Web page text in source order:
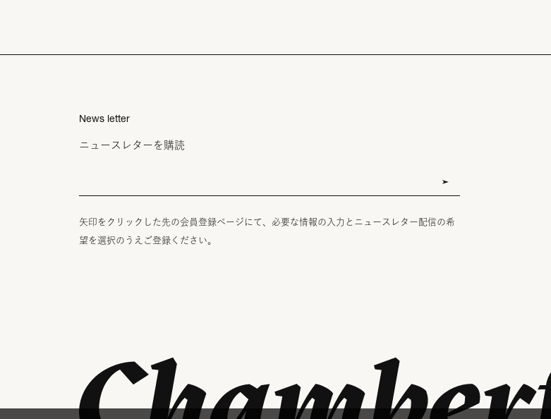
News letter
ニュースレターを購読
矢印をクリックした先の会員登録ページにて、必要な情報の入力とニュースレター配信の希
望を選択のうえご登録ください。